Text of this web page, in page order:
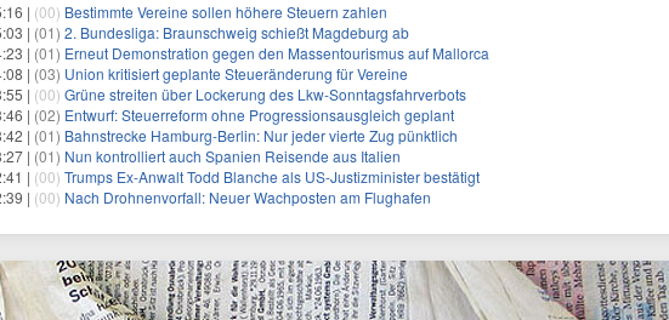
| (00) Bestimmte Vereine sollen höhere Steuern zahlen
| (01) 2. Bundesliga: Braunschweig schießt Magdeburg ab
| (01) Erneut Demonstration gegen den Massentourismus auf Mallorca
| (03) Union kritisiert geplante Steueränderung für Vereine
| (00) Grüne streiten über Lockerung des Lkw-Sonntagsfahrverbots
| (02) Entwurf: Steuerreform ohne Progressionsausgleich geplant
| (01) Bahnstrecke Hamburg-Berlin: Nur jeder vierte Zug pünktlich
| (01) Nun kontrolliert auch Spanien Reisende aus Italien
| (00) Trumps Ex-Anwalt Todd Blanche als US-Justizminister bestätigt
| (00) Nach Drohnenvorfall: Neuer Wachposten am Flughafen